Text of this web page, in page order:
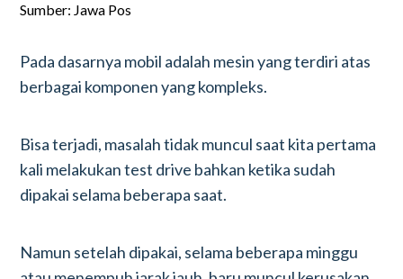
Sumber: Jawa Pos
Pada dasarnya mobil adalah mesin yang terdiri atas
berbagai komponen yang kompleks.
Bisa terjadi, masalah tidak muncul saat kita pertama
kali melakukan test drive bahkan ketika sudah
dipakai selama beberapa saat.
Namun setelah dipakai, selama beberapa minggu